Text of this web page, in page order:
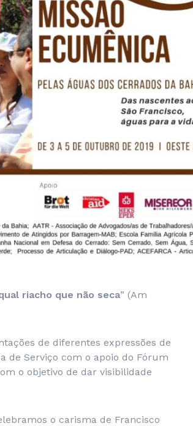
riacho que não seca” (Am
de diferentes expressões de
de Serviço com o apoio do Fórum
o objetivo de dar visibilidade
o carisma de Francisco